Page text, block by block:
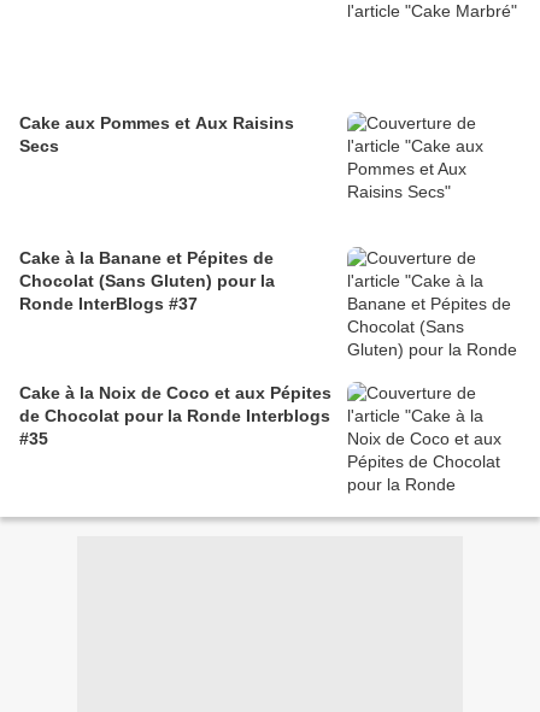
Cake aux Pommes et Aux Raisins
Secs
Cake à la Banane et Pépites de
Chocolat (Sans Gluten) pour la
Ronde InterBlogs #37
Cake à la Noix de Coco et aux Pépites
de Chocolat pour la Ronde Interblogs
#35